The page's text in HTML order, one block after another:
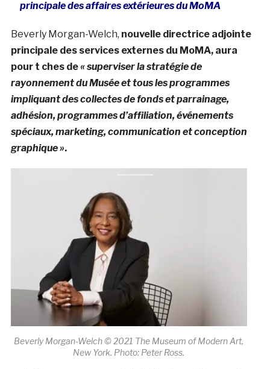
principale des affaires extérieures du MoMA
Beverly Morgan-Welch, nouvelle directrice adjointe
principale des services externes du MoMA, aura
pour t ches de« superviser la stratégie de
rayonnement du Musée et tous les programmes
impliquant des collectes de fonds et parrainage,
adhésion, programmes d’affiliation, événements
spéciaux, marketing, communication et conception
graphique ».
Beverly Morgan-Welch © 2021 The Museum of Modern Art,
New York. Photo: Peter Ross.